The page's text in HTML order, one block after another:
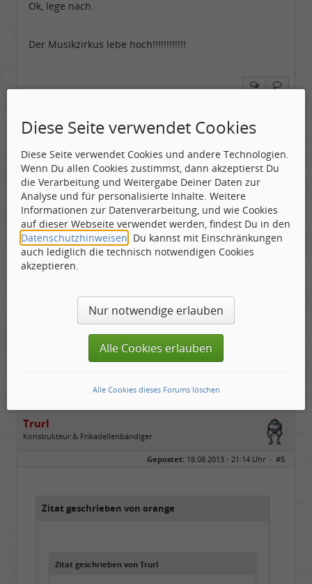
Beiträge:
17571
Ok, lege nach.
Der Musikzirkus lebe hoch!!!!!!!!!!!!
orange
Gepostet: 13.08.2013 - 07:07 Uhr ·#4
Zitat geschrieben von Trurl
bist ja Du
gekauft
Trurl
Konstrukteur & Frikadellenbändiger
Gepostet: 18.08.2013 - 21:14 Uhr · #5
Zitat geschrieben von orange
Zitat geschrieben von Trurl
Diese Seite verwendet Cookies
Diese Seite verwendet Cookies und andere Technologien.
Wenn Du allen Cookies zustimmst, dann akzeptierst Du
die Verarbeitung und Weitergabe Deiner Daten zur
Analyse und für personalisierte Inhalte. Weitere
Informationen zur Datenverarbeitung, und wie Cookies
auf dieser Webseite verwendet werden, findest Du in den
Datenschutzhinweisen . Du kannst mit Einschränkungen
auch lediglich die technisch notwendigen Cookies
akzeptieren.
Nur notwendige erlauben
Alle Cookies erlauben
Alle Cookies dieses Forums löschen